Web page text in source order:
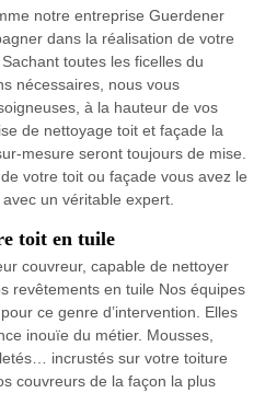
notre entreprise Guerdener
dans la réalisation de votre
toutes les ficelles du
nécessaires, nous vous
à la hauteur de vos
de nettoyage toit et façade la
mesure seront toujours de mise.
votre toit ou façade vous avez le
un véritable expert.
toit en tuile
couvreur, capable de nettoyer
revêtements en tuile Nos équipes
ce genre d’intervention. Elles
inouïe du métier. Mousses,
incrustés sur votre toiture
couvreurs de la façon la plus